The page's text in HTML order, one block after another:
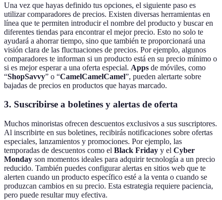
Una vez que hayas definido tus opciones, el siguiente paso es
utilizar comparadores de precios. Existen diversas herramientas en
línea que te permiten introducir el nombre del producto y buscar en
diferentes tiendas para encontrar el mejor precio. Esto no solo te
ayudará a ahorrar tiempo, sino que también te proporcionará una
visión clara de las fluctuaciones de precios. Por ejemplo, algunos
comparadores te informan si un producto está en su precio mínimo o
si es mejor esperar a una oferta especial. Apps de móviles, como
“ShopSavvy” o “CamelCamelCamel”, pueden alertarte sobre
bajadas de precios en productos que hayas marcado.
3. Suscribirse a boletines y alertas de oferta
Muchos minoristas ofrecen descuentos exclusivos a sus suscriptores.
Al inscribirte en sus boletines, recibirás notificaciones sobre ofertas
especiales, lanzamientos y promociones. Por ejemplo, las
temporadas de descuentos como el Black Friday y el Cyber
Monday son momentos ideales para adquirir tecnología a un precio
reducido. También puedes configurar alertas en sitios web que te
alerten cuando un producto específico esté a la venta o cuando se
produzcan cambios en su precio. Esta estrategia requiere paciencia,
pero puede resultar muy efectiva.